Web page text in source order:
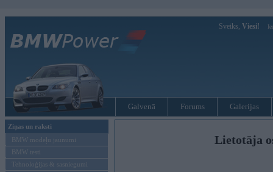
Sveiks, Viesi!
Galvenā Forums Galerijas
Ziņas un raksti
BMW modeļu jaunumi
BMW testi
Tehnoloģijas & sasniegumi
Lietotāja